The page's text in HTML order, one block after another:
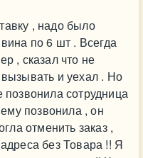
, надо было
по 6 шт . Всегда
, сказал что не
и уехал . Но
сотрудница
позвонила , он
отменить заказ ,
без Товара !! Я